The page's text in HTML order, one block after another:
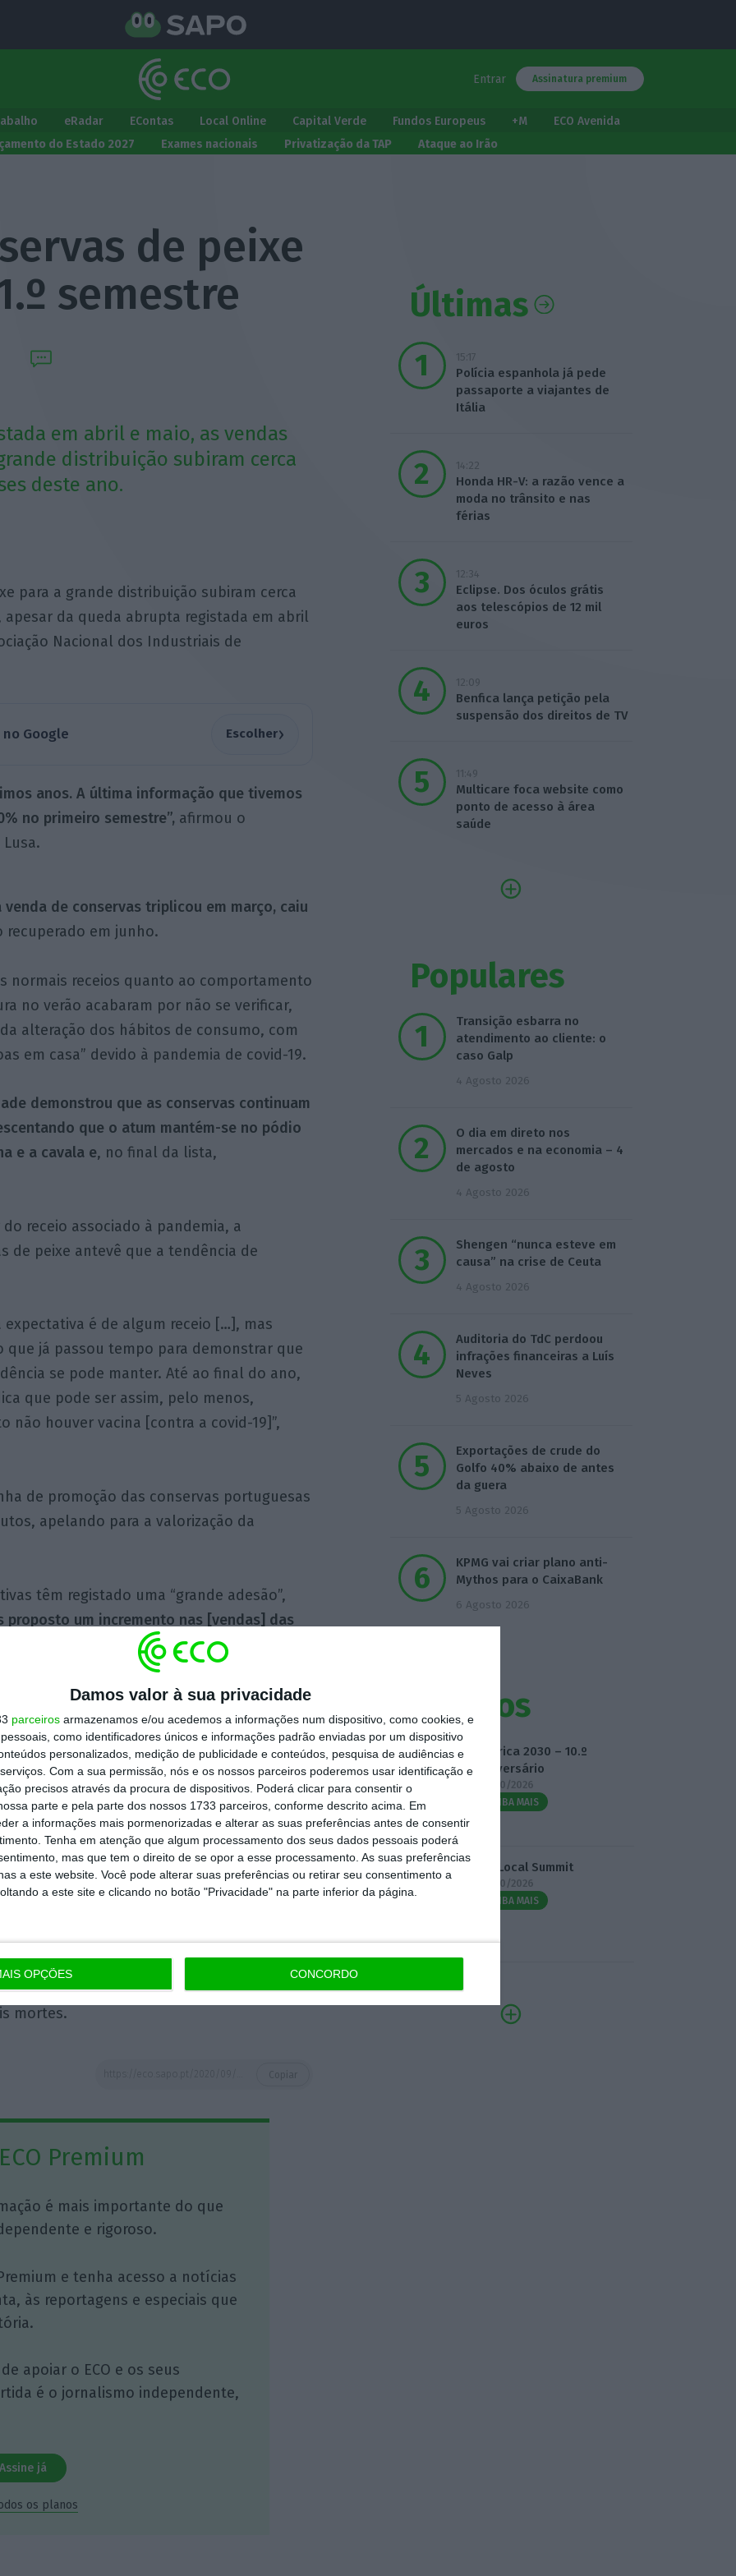
Damos valor à sua privacidade
parceiros armazenamos e/ou acedemos a informações num dispositivo, como cookies, e
como identificadores únicos e informações padrão enviadas por um dispositivo
personalizados, medição de publicidade e conteúdos, pesquisa de audiências e
Com a sua permissão, nós e os nossos parceiros poderemos usar identificação e
precisos através da procura de dispositivos. Poderá clicar para consentir o
parte e pela parte dos nossos 1733 parceiros, conforme descrito acima. Em
a informações mais pormenorizadas e alterar as suas preferências antes de consentir
Tenha em atenção que algum processamento dos seus dados pessoais poderá
mas que tem o direito de se opor a esse processamento. As suas preferências
a este website. Você pode alterar suas preferências ou retirar seu consentimento a
a este site e clicando no botão "Privacidade" na parte inferior da página.
OPÇÕES CONCORDO
Entrar Assinatura premium
eRadar EContas Local Online Capital Verde Fundos Europeus +M
ECO Avenida
do Estado 2027 Exames nacionais Privatização da TAP Ataque ao Irão
de peixe
semestre
em abril e maio, as vendas
distribuição subiram cerca
deste ano.
para a grande distribuição subiram cerca
apesar da queda abrupta registada em abril
Nacional dos Industriais de
Google Escolher›
anos. A última informação que tivemos
no primeiro semestre”, afirmou o
venda de conservas triplicou em março, caiu
recuperado em junho.
normais receios quanto ao comportamento
no verão acabaram por não se verificar,
alteração dos hábitos de consumo, com
em casa” devido à pandemia de covid-19.
demonstrou que as conservas continuam
que o atum mantém-se no pódio
e a cavala e, no final da lista,
receio associado à pandemia, a
de peixe antevê que a tendência de
expectativa é de algum receio […], mas
que já passou tempo para demonstrar que
se pode manter. Até ao final do ano,
que pode ser assim, pelo menos,
não houver vacina [contra a covid-19]”,
de promoção das conservas portuguesas
apelando para a valorização da
têm registado uma “grande adesão”,
proposto um incremento nas [vendas] das
havendo ainda espaço para
ainda vai a meio, concluiu.
a iniciativa, exibida na televisão,
primeira, que já terminou, entre junho e
ainda o lançamento de um selo
que pretende estimular o consumo das
a associação contou com o apoio do
detetado no final de dezembro,
Depois de a Europa ter sucedido à
o continente americano é agora o
mortes.
Premium
é mais importante do que
e rigoroso.
e tenha acesso a notícias
às reportagens e especiais que
apoiar o ECO e os seus
é o jornalismo independente,
Assine já
os planos
Últimas
15:17
Polícia espanhola já pede
passaporte a viajantes de
Itália
14:22
Honda HR-V: a razão vence a
moda no trânsito e nas
férias
12:34
Eclipse. Dos óculos grátis
aos telescópios de 12 mil
euros
12:09
Benfica lança petição pela
suspensão dos direitos de TV
11:49
Multicare foca website como
ponto de acesso à área
saúde
Populares
Transição esbarra no
atendimento ao cliente: o
caso Galp
4 Agosto 2026
O dia em direto nos
mercados e na economia – 4
de agosto
4 Agosto 2026
Shengen “nunca esteve em
causa” na crise de Ceuta
4 Agosto 2026
Auditoria do TdC perdoou
infrações financeiras a Luís
Neves
5 Agosto 2026
Exportações de crude do
Golfo 40% abaixo de antes
da guera
5 Agosto 2026
KPMG vai criar plano anti-
Mythos para o CaixaBank
6 Agosto 2026
Eventos
Fábrica 2030 – 10.º
Aniversário
14/10/2026
SAIBA MAIS
3.º Local Summit
07/10/2026
SAIBA MAIS